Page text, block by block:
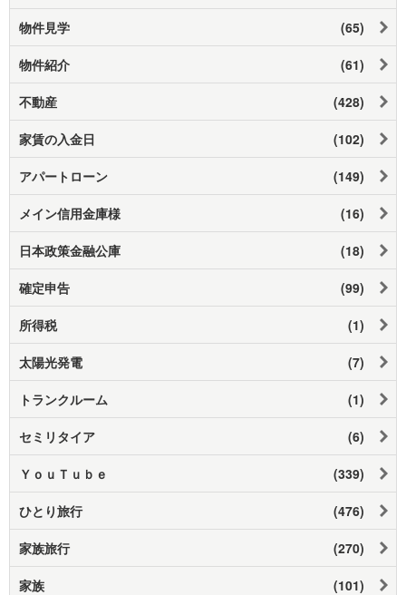
物件見学 (65)
物件紹介 (61)
不動産 (428)
家賃の入金日 (102)
アパートローン (149)
メイン信用金庫様 (16)
日本政策金融公庫 (18)
確定申告 (99)
所得税 (1)
太陽光発電 (7)
トランクルーム (1)
セミリタイア (6)
ＹｏｕＴｕｂｅ (339)
ひとり旅行 (476)
家族旅行 (270)
家族 (101)